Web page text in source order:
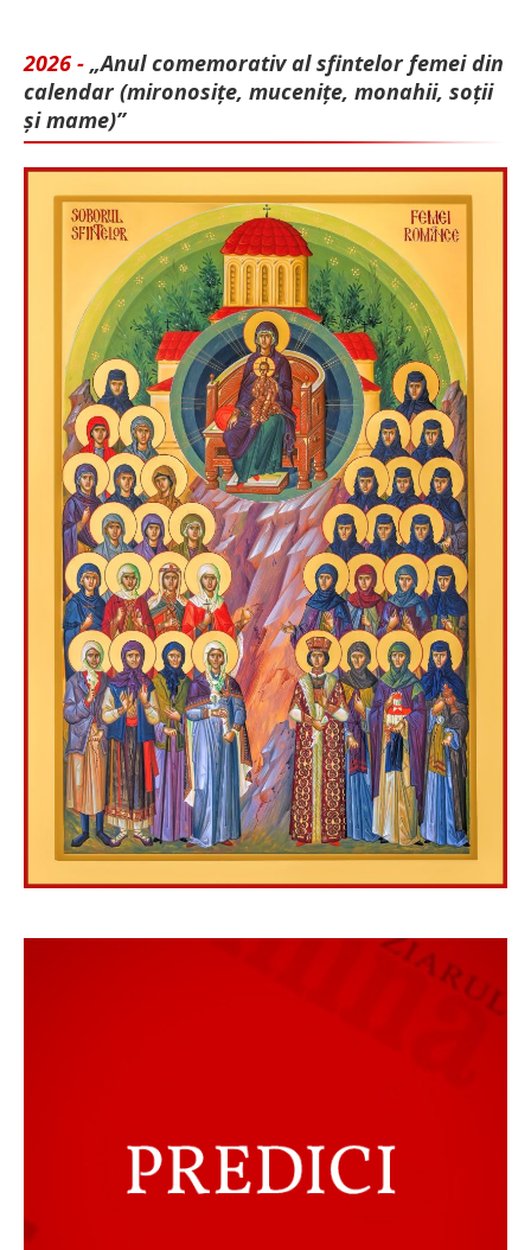
2026 - „Anul comemorativ al sfintelor femei din
calendar (mironosițe, mu­cenițe, monahii, soții
și mame)”